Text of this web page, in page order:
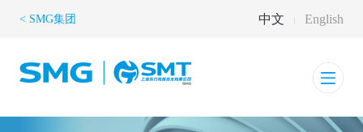
< SMG集团 中文 English